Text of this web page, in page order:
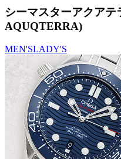
シーマスターアクア
AQUQTERRA)
MEN'SLADY'S